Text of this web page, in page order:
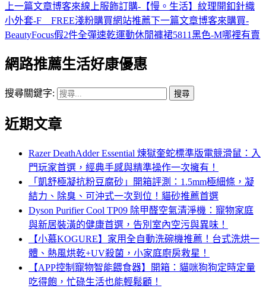
上一篇文章博客來線上服飾訂購-【慢。生活】紋理開釦針織
小外套-F FREE淺粉購買網站推薦下一篇文章博客來購買-
BeautyFocus假2件全彈速乾運動休閒褲裙5811黑色-M哪裡有賣
網路推薦生活好康優惠
搜尋關鍵字:
近期文章
Razer DeathAdder Essential 煉獄奎蛇標準版電競滑鼠：入
門玩家首選，經典手感與精準操作一次擁有！
「凱舒極凝抗粉豆腐砂」開箱評測：1.5mm極細條，凝
結力、除臭、可沖式一次到位！貓砂推薦首選
Dyson Purifier Cool TP09 除甲醛空氣清淨機：寵物家庭
與新居裝潢的健康首選，告別室內空污與異味！
【小慕KOGURE】家用全自動洗碗機推薦！台式洗烘一
體、熱風烘乾+UV殺菌，小家庭廚房救星！
【APP控制寵物智能餵食器】開箱：貓咪狗狗定時定量
吃得飽，忙碌生活也能輕鬆顧！